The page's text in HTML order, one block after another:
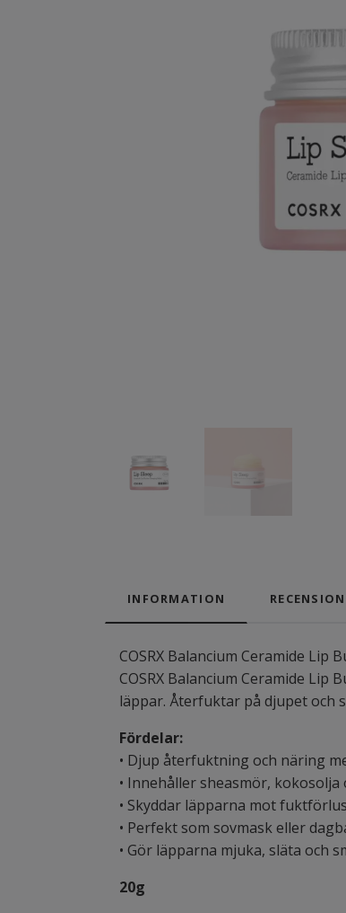
INFORMATION
COSRX Balancium Ceramide
COSRX Balancium Ceramide
läppar. Återfuktar på djupet och
Fördelar:
• Djup återfuktning och näring
• Innehåller sheasmör,
• Skyddar läpparna mot
• Perfekt som sovmask eller
• Gör läpparna mjuka, släta och
20g